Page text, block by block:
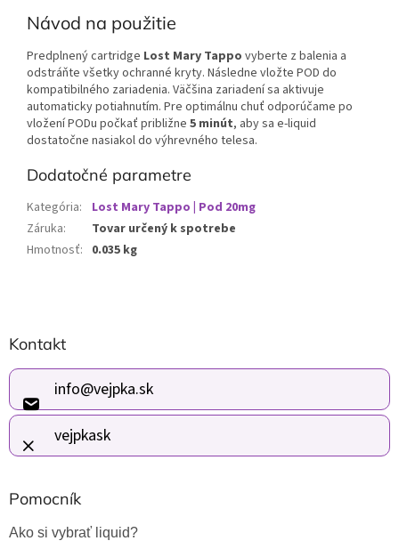
Návod na použitie
Predplnený cartridge Lost Mary Tappo vyberte z balenia a
odstráňte všetky ochranné kryty. Následne vložte POD do
kompatibilného zariadenia. Väčšina zariadení sa aktivuje
automaticky potiahnutím. Pre optimálnu chuť odporúčame po
vložení PODu počkať približne 5 minút, aby sa e-liquid
dostatočne nasiakol do výhrevného telesa.
Dodatočné parametre
Kategória:
Lost Mary Tappo | Pod 20mg
Záruka:
Tovar určený k spotrebe
Hmotnosť: 0.035 kg
á
p
t
i
e
Kontakt
info@vejpka.sk
vejpkask
Pomocník
Ako si vybrať liquid?